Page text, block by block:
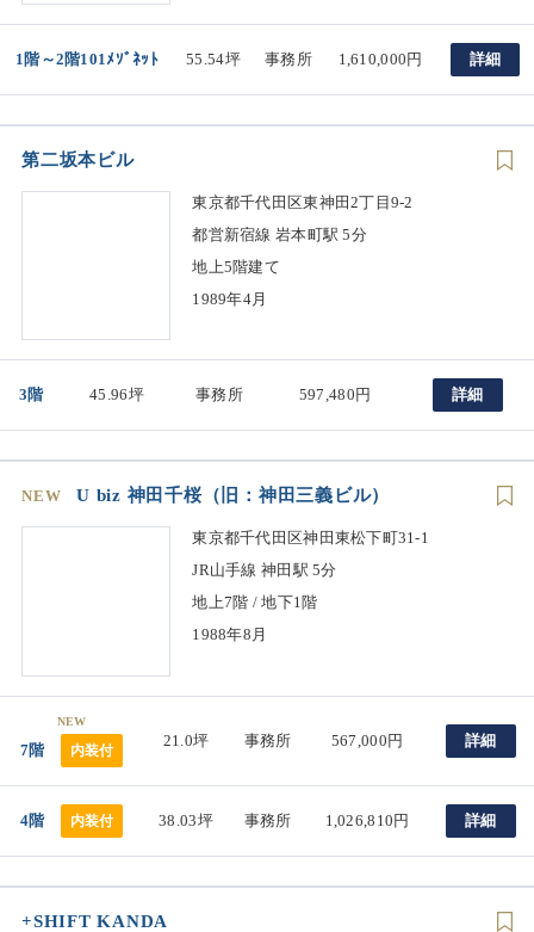
1階～2階101ﾒｿﾞﾈｯﾄ 55.54坪 事務所 1,610,000円 詳細
第二坂本ビル
東京都千代田区東神田2丁目9-2
都営新宿線 岩本町駅 5分
地上5階建て
1989年4月
3階 45.96坪 事務所 597,480円 詳細
NEW U biz 神田千桜（旧：神田三義ビル）
東京都千代田区神田東松下町31-1
JR山手線 神田駅 5分
地上7階 / 地下1階
1988年8月
NEW
7階 内装付
21.0坪 事務所 567,000円 詳細
4階 内装付 38.03坪 事務所 1,026,810円 詳細
+SHIFT KANDA